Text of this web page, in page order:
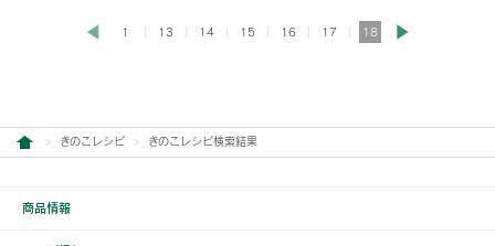
1 13 14 15 16 17 18
きのこレシピ きのこレシピ検索結果
商品情報